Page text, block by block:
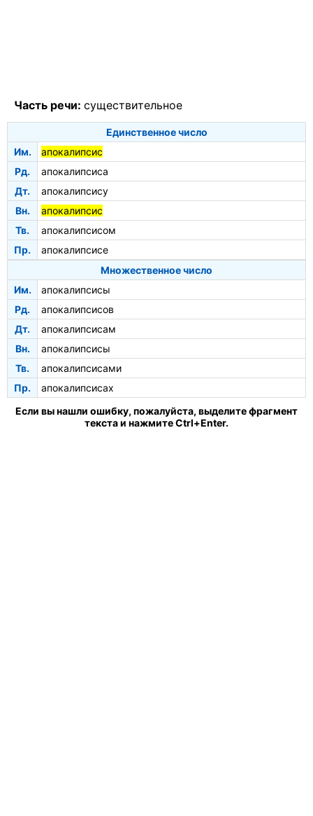
Часть речи: существительное
Единственное число
Им.
апокалипсис
Рд.
апокалипсиса
Дт.
апокалипсису
Вн.
апокалипсис
Тв.
апокалипсисом
Пр.
апокалипсисе
Множественное число
Им.
апокалипсисы
Рд.
апокалипсисов
Дт.
апокалипсисам
Вн.
апокалипсисы
Тв.
апокалипсисами
Пр.
апокалипсисах
Если вы нашли ошибку, пожалуйста, выделите фрагмент
текста и нажмите Ctrl+Enter.